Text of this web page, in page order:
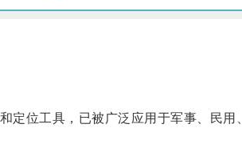
位工具，已被广泛应用于军事、民用